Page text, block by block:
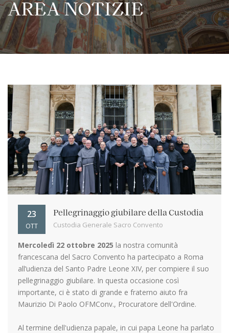
AREA NOTIZIE
23
OTT
Pellegrinaggio giubilare della Custodia
Custodia Generale Sacro Convento
Mercoledì 22 ottobre 2025 la nostra comunità
francescana del Sacro Convento ha partecipato a Roma
all’udienza del Santo Padre Leone XIV, per compiere il suo
pellegrinaggio giubilare. In questa occasione così
importante, ci è stato di grande e fraterno aiuto fra
Maurizio Di Paolo OFMConv., Procuratore dell'Ordine.
Al termine dell'udienza papale, in cui papa Leone ha parlato